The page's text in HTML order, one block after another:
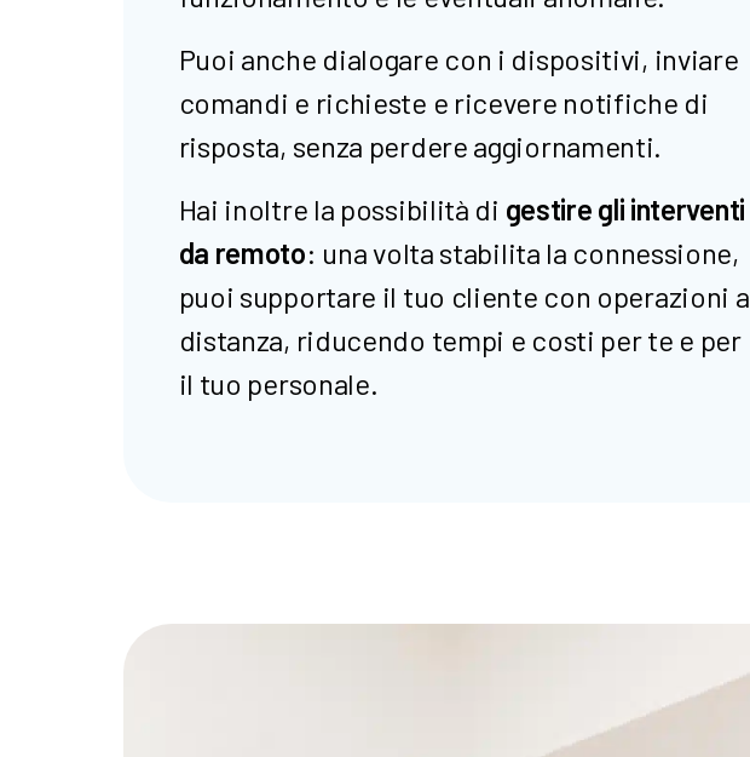
Puoi anche dialogare con i dispositivi, inviare
comandi e richieste e ricevere notifiche di
risposta, senza perdere aggiornamenti.
Hai inoltre la possibilità di gestire gli interventi
da remoto: una volta stabilita la connessione,
puoi supportare il tuo cliente con operazioni a
distanza, riducendo tempi e costi per te e per
il tuo personale.